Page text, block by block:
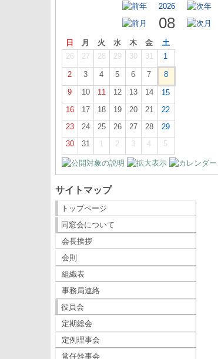
2026
08
日 月 火 水 木 金
土
26
27 28 29 30 31 1
2 3 4 5 6 7
8
9
10 11 12 13 14
15
16
17 18 19 20 21
22
23
24 25 26 27 28
29
30
31 1 2 3 4 5
サイトマップ
トップページ
同窓会について
会長挨拶
会則
組織表
事務局連絡
役員会
定期総会
定例理事会
常任幹事会